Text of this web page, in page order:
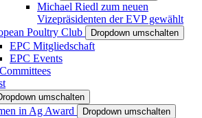
Michael Riedl zum neuen
Vizepräsidenten der EVP gewählt
Poultry Club
Dropdown umschalten
EPC Mitgliedschaft
EPC Events
umschalten
in Ag Award Dropdown umschalten